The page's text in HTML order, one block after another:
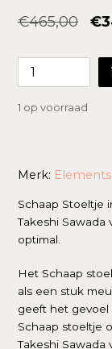
Normale
€465,00
1 op voorraad
Merk:
Schaap Stoeltje
Takeshi
optimal.
Het Schaap
als een stuk
geeft het gevoel
Schaap stoeltje
Takeshi Sawada